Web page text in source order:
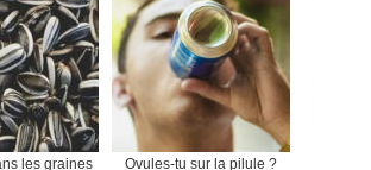
les graines
Ovules-tu sur la pilule ?